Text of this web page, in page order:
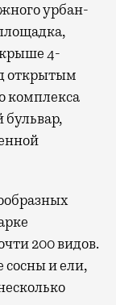
урбан-
4-
открытым
комплекса
бульвар,
200 видов.
сосны и ели,